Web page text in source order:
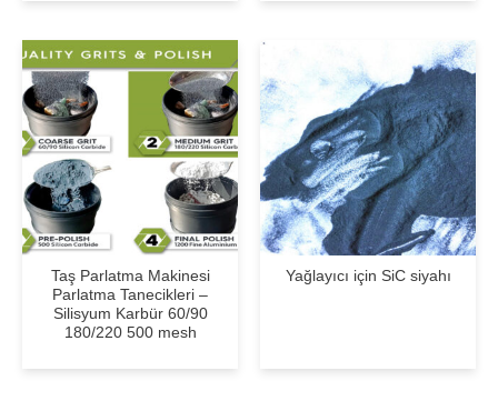
Taş Parlatma Makinesi
Parlatma Tanecikleri –
Silisyum Karbür 60/90
180/220 500 mesh
Yağlayıcı için SiC siyahı